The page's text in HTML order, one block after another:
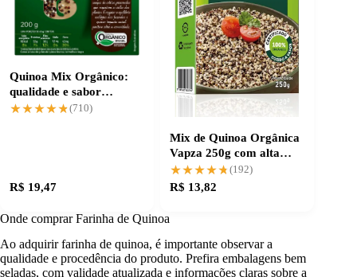
Quinoa Mix Orgânico:
qualidade e sabor
garantidos
★★★★★
★★★★★ (710)
R$ 19,47
Mix de Quinoa Orgânica
Vapza 250g com alta
aceitação
★★★★★
★★★★★(192)
R$ 13,82
Onde comprar Farinha de Quinoa
Ao adquirir farinha de quinoa, é importante observar a
qualidade e procedência do produto. Prefira embalagens bem
seladas, com validade atualizada e informações claras sobre a